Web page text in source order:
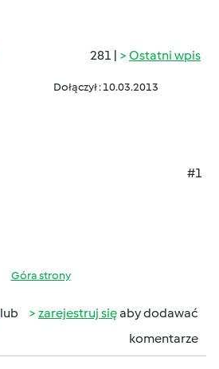
281 | Ostatni wpis
Dołączył : 10.03.2013
#1
Góra strony
lub zarejestruj sięaby dodawać
komentarze